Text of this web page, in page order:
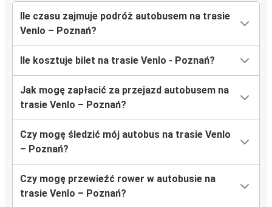
Ile czasu zajmuje podróż autobusem na trasie
Venlo – Poznań?
Ile kosztuje bilet na trasie Venlo - Poznań?
Jak mogę zapłacić za przejazd autobusem na
trasie Venlo – Poznań?
Czy mogę śledzić mój autobus na trasie Venlo
– Poznań?
Czy mogę przewieźć rower w autobusie na
trasie Venlo – Poznań?